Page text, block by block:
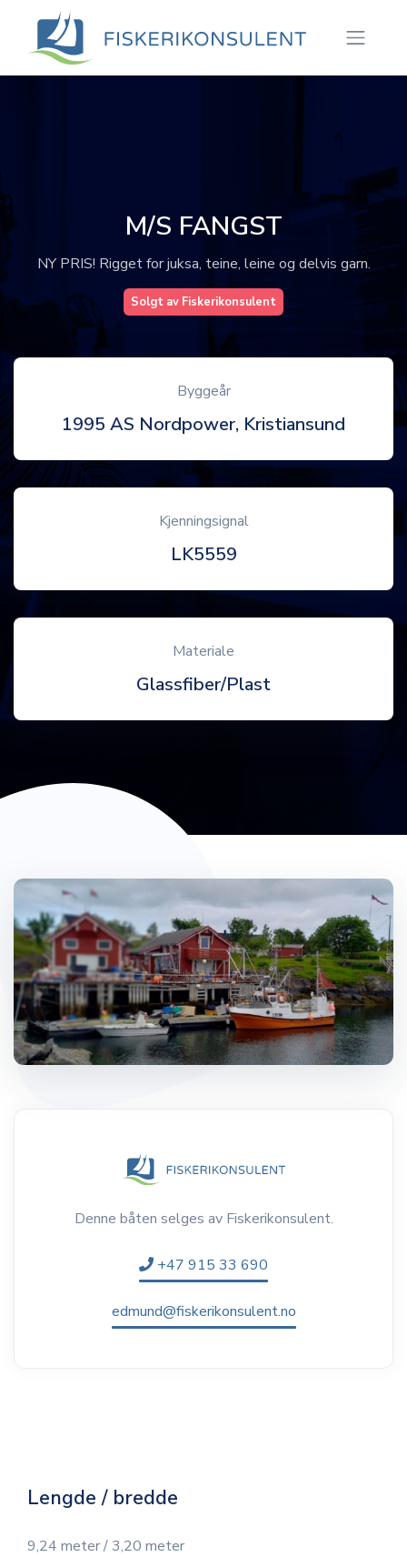
M/S FANGST
NY PRIS! Rigget for juksa, teine, leine og delvis garn.
Solgt av Fiskerikonsulent
Byggeår
1995 AS Nordpower, Kristiansund
Kjenningsignal
LK5559
Materiale
Glassfiber/Plast
Denne båten selges av Fiskerikonsulent.
+47 915 33 690
edmund@fiskerikonsulent.no
Lengde / bredde
9,24 meter / 3,20 meter